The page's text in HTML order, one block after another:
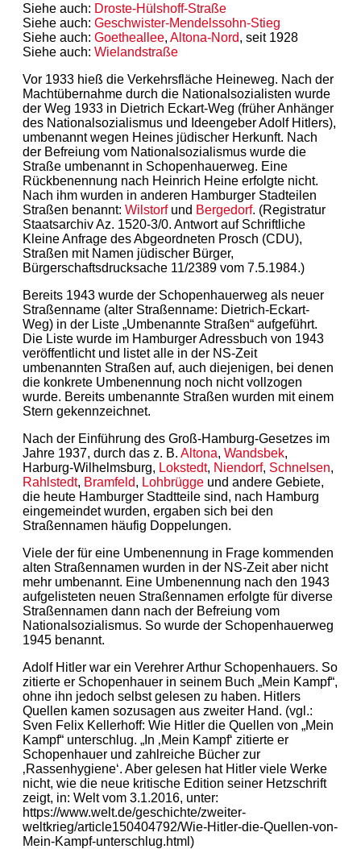
Siehe auch: Droste-Hülshoff-Straße
Siehe auch: Geschwister-Mendelssohn-Stieg
Siehe auch: Goetheallee, Altona-Nord, seit 1928
Siehe auch: Wielandstraße
Vor 1933 hieß die Verkehrsfläche Heineweg. Nach der
Machtübernahme durch die Nationalsozialisten wurde
der Weg 1933 in Dietrich Eckart-Weg (früher Anhänger
des Nationalsozialismus und Ideengeber Adolf Hitlers),
umbenannt wegen Heines jüdischer Herkunft. Nach
der Befreiung vom Nationalsozialismus wurde die
Straße umbenannt in Schopenhauerweg. Eine
Rückbenennung nach Heinrich Heine erfolgte nicht.
Nach ihm wurden in anderen Hamburger Stadteilen
Straßen benannt: Wilstorfund Bergedorf. (Registratur
Staatsarchiv Az. 1520-3/0. Antwort auf Schriftliche
Kleine Anfrage des Abgeordneten Prosch (CDU),
Straßen mit Namen jüdischer Bürger,
Bürgerschaftsdrucksache 11/2389 vom 7.5.1984.)
Bereits 1943 wurde der Schopenhauerweg als neuer
Straßenname (alter Straßenname: Dietrich-Eckart-
Weg) in der Liste „Umbenannte Straßen“ aufgeführt.
Die Liste wurde im Hamburger Adressbuch von 1943
veröffentlicht und listet alle in der NS-Zeit
umbenannten Straßen auf, auch diejenigen, bei denen
die konkrete Umbenennung noch nicht vollzogen
wurde. Bereits umbenannte Straßen wurden mit einem
Stern gekennzeichnet.
Nach der Einführung des Groß-Hamburg-Gesetzes im
Jahre 1937, durch das z. B. Altona, Wandsbek,
Harburg-Wilhelmsburg, Lokstedt, Niendorf, Schnelsen,
Rahlstedt, Bramfeld, Lohbrügge und andere Gebiete,
die heute Hamburger Stadtteile sind, nach Hamburg
eingemeindet wurden, ergaben sich bei den
Straßennamen häufig Doppelungen.
Viele der für eine Umbenennung in Frage kommenden
alten Straßennamen wurden in der NS-Zeit aber nicht
mehr umbenannt. Eine Umbenennung nach den 1943
aufgelisteten neuen Straßennamen erfolgte für diverse
Straßennamen dann nach der Befreiung vom
Nationalsozialismus. So wurde der Schopenhauerweg
1945 benannt.
Adolf Hitler war ein Verehrer Arthur Schopenhauers. So
zitierte er Schopenhauer in seinem Buch „Mein Kampf“,
ohne ihn jedoch selbst gelesen zu haben. Hitlers
Quellen kamen sozusagen aus zweiter Hand. (vgl.:
Sven Felix Kellerhoff: Wie Hitler die Quellen von „Mein
Kampf“ unterschlug. „In ‚Mein Kampf‘ zitierte er
Schopenhauer und zahlreiche Bücher zur
‚Rassenhygiene‘. Aber gelesen hat Hitler viele Werke
nicht, wie die neue kritische Edition seiner Hetzschrift
zeigt, in: Welt vom 3.1.2016, unter:
https://www.welt.de/geschichte/zweiter-
weltkrieg/article150404792/Wie-Hitler-die-Quellen-von-
Mein-Kampf-unterschlug.html)